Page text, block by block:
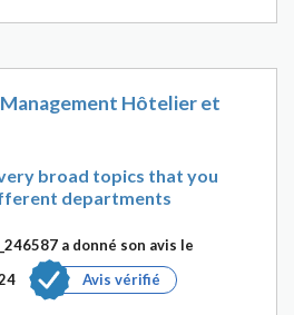
Hôtelier et
broad topics that you
departments
a donné son avis le
Avis vérifié